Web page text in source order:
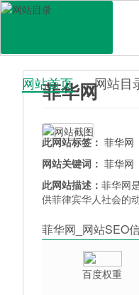
百科目录
网站首页 网站目
菲华网
此网站标签： 菲华网
网站关键词： 菲华网
此网站描述：菲华网
供菲律宾华人社会的
菲华网_网站SEO
百度权重